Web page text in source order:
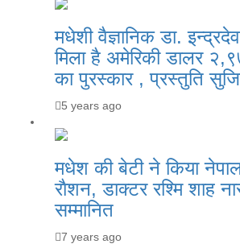
मधेशी वैज्ञानिक डा.
मिला है अमेरिकी डालर
का पुरस्कार , प्रस्तुति
5 years ago
मधेश की बेटी ने किया
राैशन, डाक्टर रश्मि शाह
सम्मानित
7 years ago